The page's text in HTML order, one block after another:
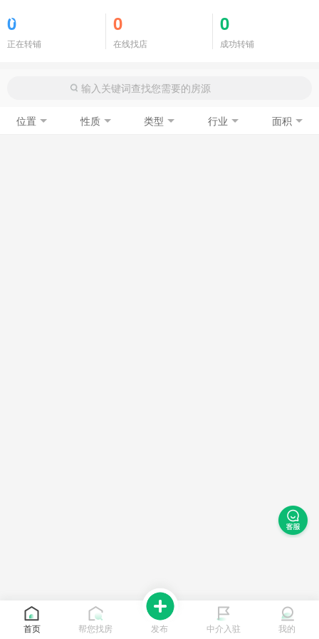
0
正在转铺
0
在线找店
0
成功转铺
位置 性质 类型 行业 面积
首页 帮您找房 发布 中介入驻 我的